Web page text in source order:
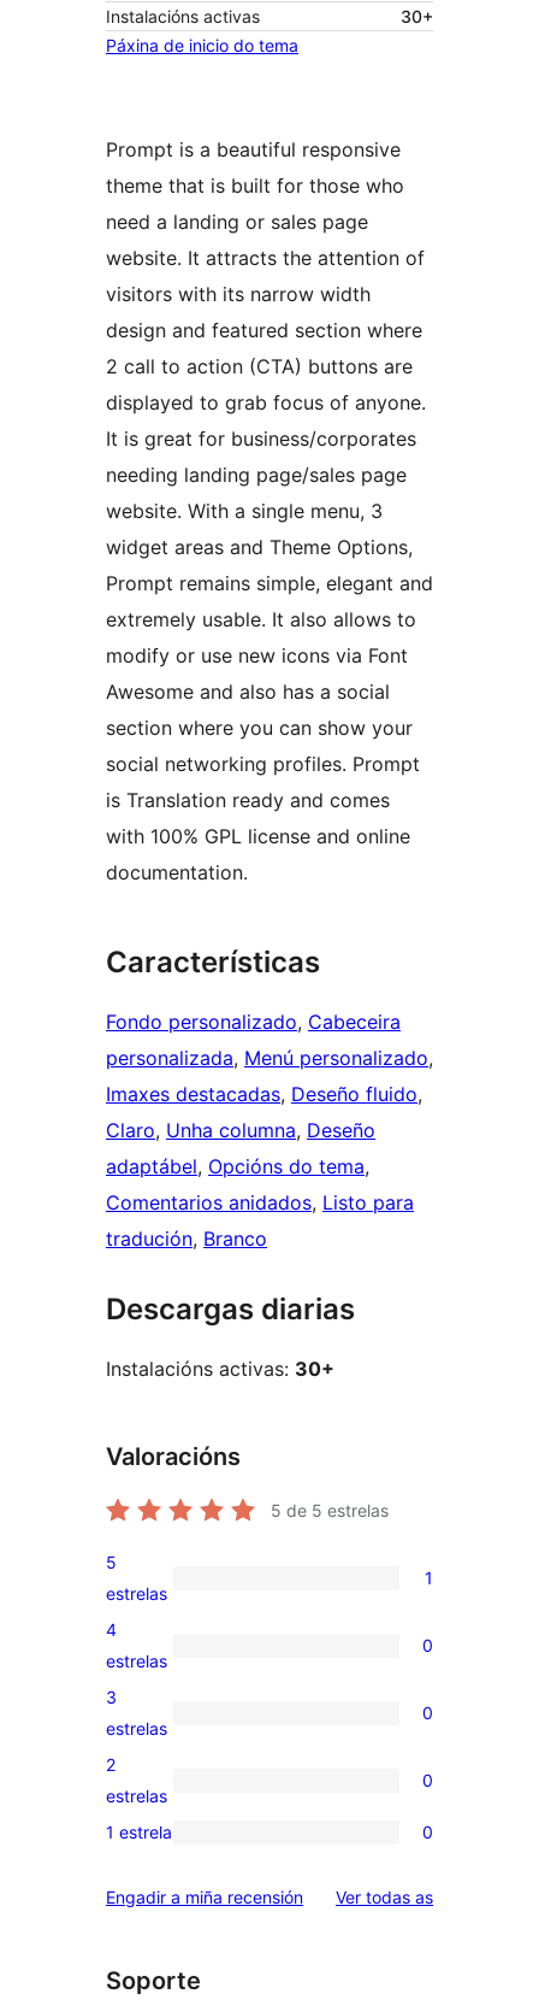
Instalacións activas
30+
Páxina de inicio do tema
Prompt is a beautiful responsive
theme that is built for those who
need a landing or sales page
website. It attracts the attention of
visitors with its narrow width
design and featured section where
2 call to action (CTA) buttons are
displayed to grab focus of anyone.
It is great for business/corporates
needing landing page/sales page
website. With a single menu, 3
widget areas and Theme Options,
Prompt remains simple, elegant and
extremely usable. It also allows to
modify or use new icons via Font
Awesome and also has a social
section where you can show your
social networking profiles. Prompt
is Translation ready and comes
with 100% GPL license and online
documentation.
Características
Fondo personalizado, Cabeceira
personalizada, Menú personalizado
Imaxes destacadas, Deseño fluido
Claro, Unha columna, Deseño
adaptábel, Opcións do tema
Comentarios anidados, Listo para
tradución, Branco
Descargas diarias
Instalacións activas: 30+
Valoracións
5 de 5 estrelas
1
valoración
de
5
estrelas
1
0
valoracións
de
4
estrelas
0
0
valoracións
de
3
estrelas
0
0
valoracións
2
2
estrelas
0
0
de
estrelas
1 estrela 0
Engadir a miña recensión Ver todas asvaloracións
Soporte